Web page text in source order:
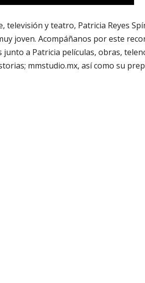
televisión y teatro, Patricia Reyes
joven. Acompáñanos por este
junto a Patricia películas, obras,
mmstudio.mx, así como su